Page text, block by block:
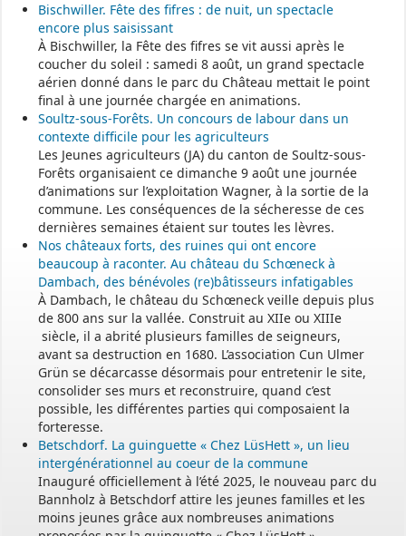
Bischwiller. Fête des fifres : de nuit, un spectacle
encore plus saisissant
À Bischwiller, la Fête des fifres se vit aussi après le
coucher du soleil : samedi 8 août, un grand spectacle
aérien donné dans le parc du Château mettait le point
final à une journée chargée en animations.
Soultz-sous-Forêts. Un concours de labour dans un
contexte difficile pour les agriculteurs
Les Jeunes agriculteurs (JA) du canton de Soultz-sous-
Forêts organisaient ce dimanche 9 août une journée
d’animations sur l’exploitation Wagner, à la sortie de la
commune. Les conséquences de la sécheresse de ces
dernières semaines étaient sur toutes les lèvres.
Nos châteaux forts, des ruines qui ont encore
beaucoup à raconter. Au château du Schœneck à
Dambach, des bénévoles (re)bâtisseurs infatigables
À Dambach, le château du Schœneck veille depuis plus
de 800 ans sur la vallée. Construit au XIIe ou XIIIe
siècle, il a abrité plusieurs familles de seigneurs,
avant sa destruction en 1680. L’association Cun Ulmer
Grün se décarcasse désormais pour entretenir le site,
consolider ses murs et reconstruire, quand c’est
possible, les différentes parties qui composaient la
forteresse.
Betschdorf. La guinguette « Chez LüsHett », un lieu
intergénérationnel au coeur de la commune
Inauguré officiellement à l’été 2025, le nouveau parc du
Bannholz à Betschdorf attire les jeunes familles et les
moins jeunes grâce aux nombreuses animations